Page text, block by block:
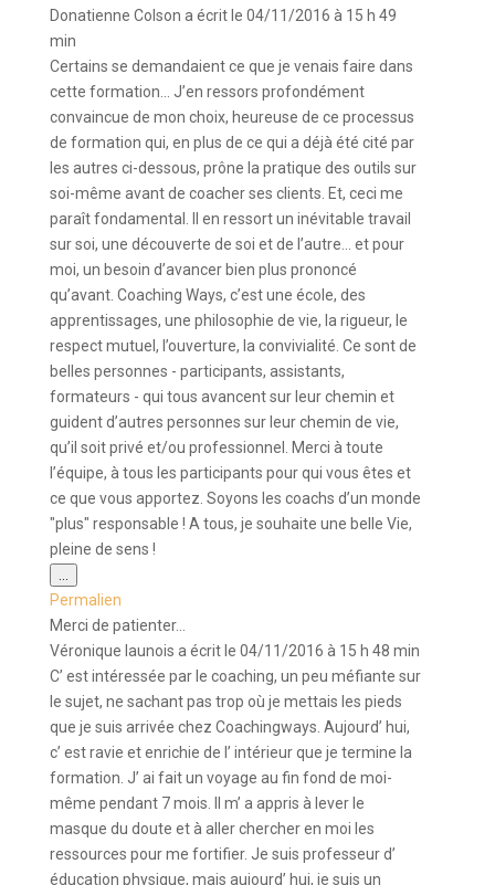
Donatienne Colson a écrit le 04/11/2016 à 15 h 49
min
Certains se demandaient ce que je venais faire dans
cette formation... J’en ressors profondément
convaincue de mon choix, heureuse de ce processus
de formation qui, en plus de ce qui a déjà été cité par
les autres ci-dessous, prône la pratique des outils sur
soi-même avant de coacher ses clients. Et, ceci me
paraît fondamental. Il en ressort un inévitable travail
sur soi, une découverte de soi et de l’autre... et pour
moi, un besoin d’avancer bien plus prononcé
qu’avant. Coaching Ways, c’est une école, des
apprentissages, une philosophie de vie, la rigueur, le
respect mutuel, l’ouverture, la convivialité. Ce sont de
belles personnes - participants, assistants,
formateurs - qui tous avancent sur leur chemin et
guident d’autres personnes sur leur chemin de vie,
qu’il soit privé et/ou professionnel. Merci à toute
l’équipe, à tous les participants pour qui vous êtes et
ce que vous apportez. Soyons les coachs d’un monde
"plus" responsable ! A tous, je souhaite une belle Vie,
pleine de sens !
cette
boîte
méta.
Permalien
Merci de patienter...
Véronique launois a écrit le 04/11/2016 à 15 h 48 min
C’ est intéressée par le coaching, un peu méfiante sur
le sujet, ne sachant pas trop où je mettais les pieds
que je suis arrivée chez Coachingways. Aujourd’ hui,
c’ est ravie et enrichie de l’ intérieur que je termine la
formation. J’ ai fait un voyage au fin fond de moi-
même pendant 7 mois. Il m’ a appris à lever le
masque du doute et à aller chercher en moi les
ressources pour me fortifier. Je suis professeur d’
éducation physique, mais aujourd’ hui, je suis un